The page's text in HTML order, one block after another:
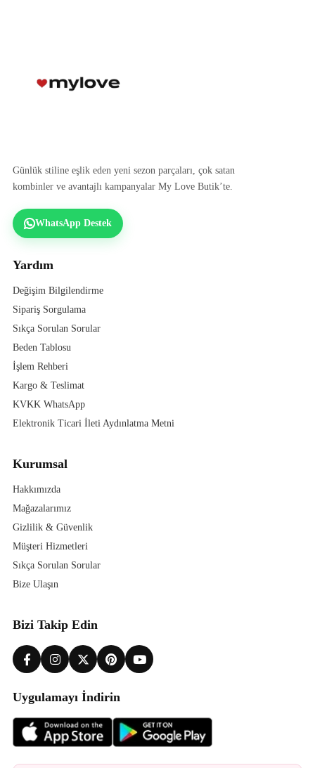
Günlük stiline eşlik eden yeni sezon parçaları, çok satan
kombinler ve avantajlı kampanyalar My Love Butik’te.
WhatsApp Destek
Yardım
Değişim Bilgilendirme
Sipariş Sorgulama
Sıkça Sorulan Sorular
Beden Tablosu
İşlem Rehberi
Kargo & Teslimat
KVKK WhatsApp
Elektronik Ticari İleti Aydınlatma Metni
Kurumsal
Hakkımızda
Mağazalarımız
Gizlilik & Güvenlik
Müşteri Hizmetleri
Sıkça Sorulan Sorular
Bize Ulaşın
Bizi Takip Edin
Uygulamayı İndirin